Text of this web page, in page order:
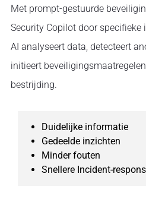
Met prompt-gestuurde
Security Copilot door specifieke
AI analyseert data, detecteert
initieert
bestrijding.
Duidelijke informatie
Gedeelde inzichten
Minder fouten
Snellere Incident-